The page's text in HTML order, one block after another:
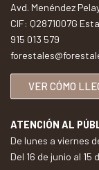
Avd. Menéndez
CIF: Q2871007G
915 013 579
VER CÓMO
ATENCIÓN AL
De lunes a viernes
Del 16 de junio al